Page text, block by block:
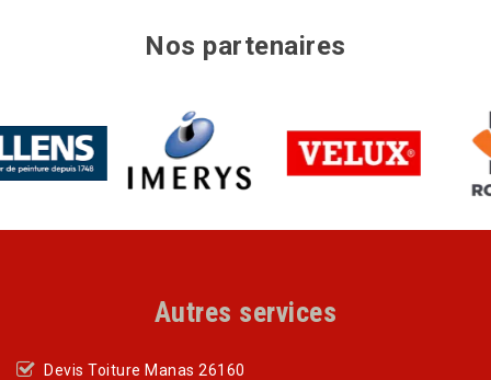
Nos partenaires
Autres services
Devis Toiture Manas 26160